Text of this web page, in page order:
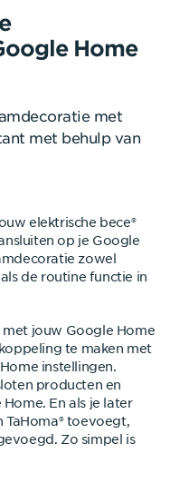
Home
met
met behulp van
elektrische bece®
op je Google
zowel
de routine functie in
met jouw Google Home
te maken met
instellingen.
producten en
En als je later
toevoegt,
Zo simpel is